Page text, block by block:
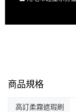
商品規格
高訂柔霧遮瑕刷